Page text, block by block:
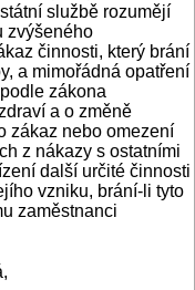
službě rozumějí
zvýšeného
činnosti, který brání
a mimořádná opatření
zákona
a o změně
zákaz nebo omezení
z nákazy s ostatními
další určité činnosti
vzniku, brání-li tyto
zaměstnanci